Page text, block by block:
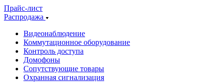
Прайс-лист
Распродажа
Видеонаблюдение
Коммутационное оборудование
Контроль доступа
Домофоны
Сопутствующие товары
Охранная сигнализация